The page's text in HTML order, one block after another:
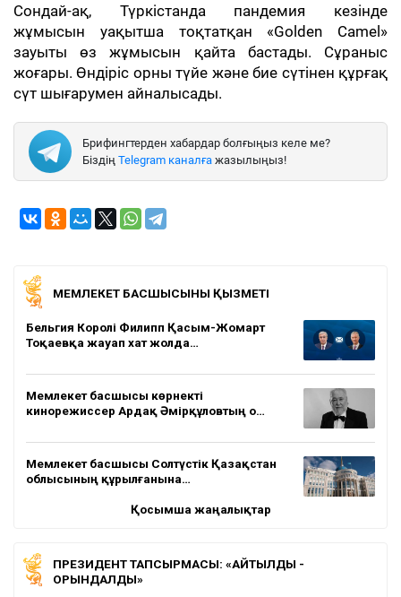
Сондай-ақ, Түркістанда пандемия кезінде
жұмысын уақытша тоқтатқан «Golden Camel»
зауыты өз жұмысын қайта бастады. Сұраныс
жоғары. Өндіріс орны түйе және бие сүтінен құрғақ
сүт шығарумен айналысады.
Брифингтерден хабардар болғыңыз келе ме?
Біздің Telegram каналға жазылыңыз!
МЕМЛЕКЕТ БАСШЫСЫНЫҢ ҚЫЗМЕТІ
Бельгия Королі Филипп Қасым-Жомарт
Тоқаевқа жауап хат жолда…
Мемлекет басшысы көрнекті
кинорежиссер Ардақ Әмірқұловтың о…
Мемлекет басшысы Солтүстік Қазақстан
облысының құрылғанына…
Қосымша жаңалықтар
ПРЕЗИДЕНТ ТАПСЫРМАСЫ: «АЙТЫЛДЫ -
ОРЫНДАЛДЫ»